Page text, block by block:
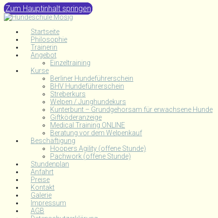
Zum Hauptinhalt springen
Startseite
Philosophie
Trainerin
Angebot
Einzeltraining
Kurse
Berliner Hundeführerschein
BHV Hundeführerschein
Streberkurs
Welpen / Junghundekurs
Kunterbunt – Grundgehorsam für erwachsene Hunde
Giftköderanzeige
Medical Training ONLINE
Beratung vor dem Welpenkauf
Beschäftigung
Hoopers Agility (offene Stunde)
Pachwork (offene Stunde)
Stundenplan
Anfahrt
Preise
Kontakt
Galerie
Impressum
AGB